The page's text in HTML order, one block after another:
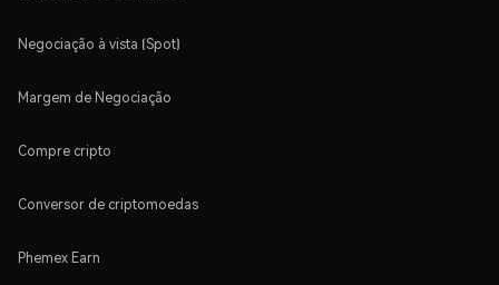
Negociação à vista (Spot)
Margem de Negociação
Compre cripto
Conversor de criptomoedas
Phemex Earn